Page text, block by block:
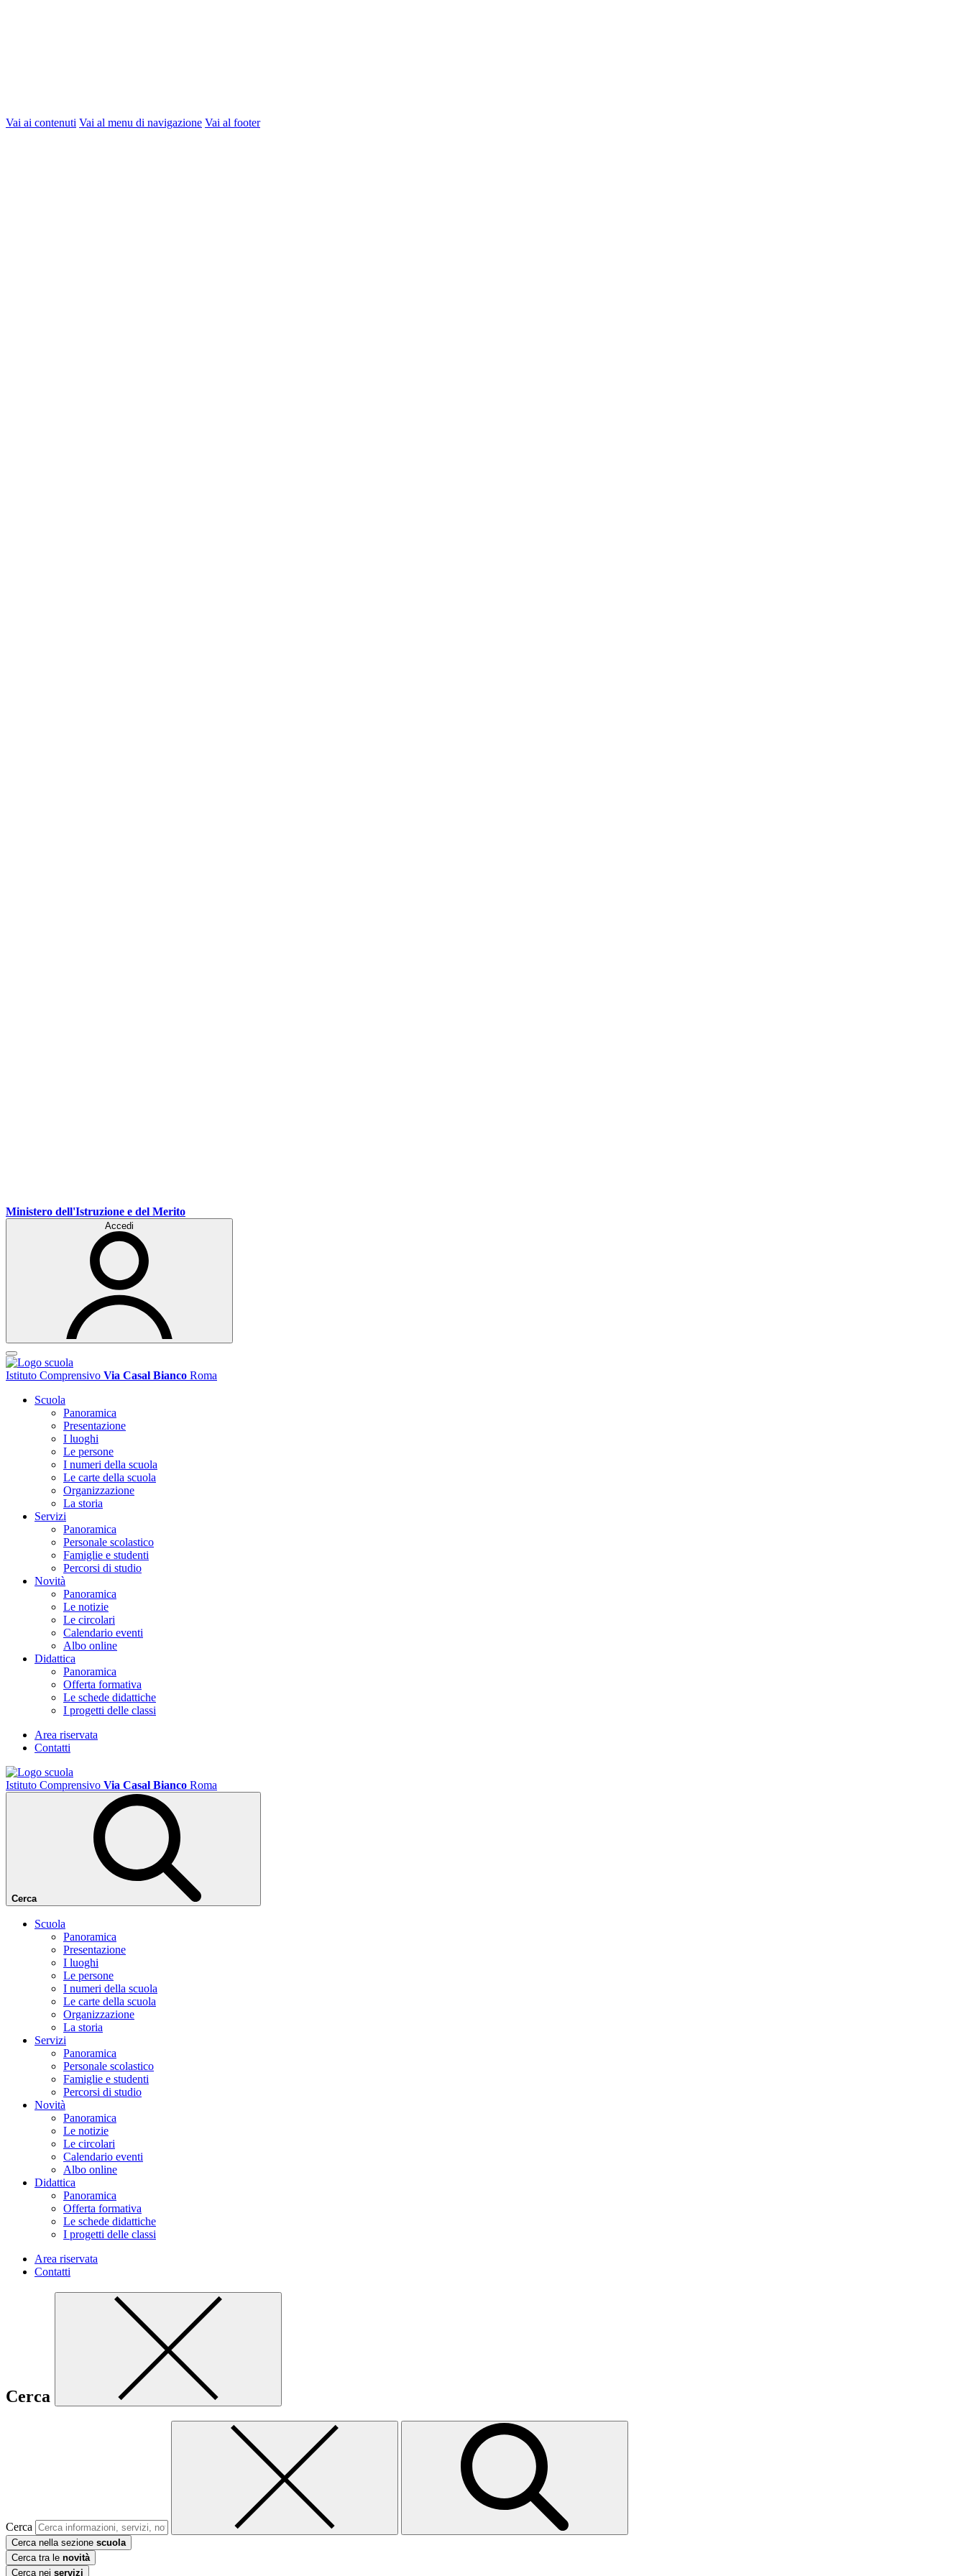
Vai ai contenuti Vai al menu di navigazione Vai al footer
Ministero dell'Istruzione e del Merito
Accedi
Istituto Comprensivo Via Casal Bianco Roma
Scuola
Panoramica
Presentazione
I luoghi
Le persone
I numeri della scuola
Le carte della scuola
Organizzazione
La storia
Servizi
Panoramica
Personale scolastico
Famiglie e studenti
Percorsi di studio
Novità
Panoramica
Le notizie
Le circolari
Calendario eventi
Albo online
Didattica
Panoramica
Offerta formativa
Le schede didattiche
I progetti delle classi
Area riservata
Contatti
Istituto Comprensivo Via Casal Bianco Roma
Cerca
Scuola
Panoramica
Presentazione
I luoghi
Le persone
I numeri della scuola
Le carte della scuola
Organizzazione
La storia
Servizi
Panoramica
Personale scolastico
Famiglie e studenti
Percorsi di studio
Novità
Panoramica
Le notizie
Le circolari
Calendario eventi
Albo online
Didattica
Panoramica
Offerta formativa
Le schede didattiche
I progetti delle classi
Area riservata
Contatti
Cerca
Cerca
Cerca nella sezione scuola
Cerca tra le novità
Cerca nei servizi